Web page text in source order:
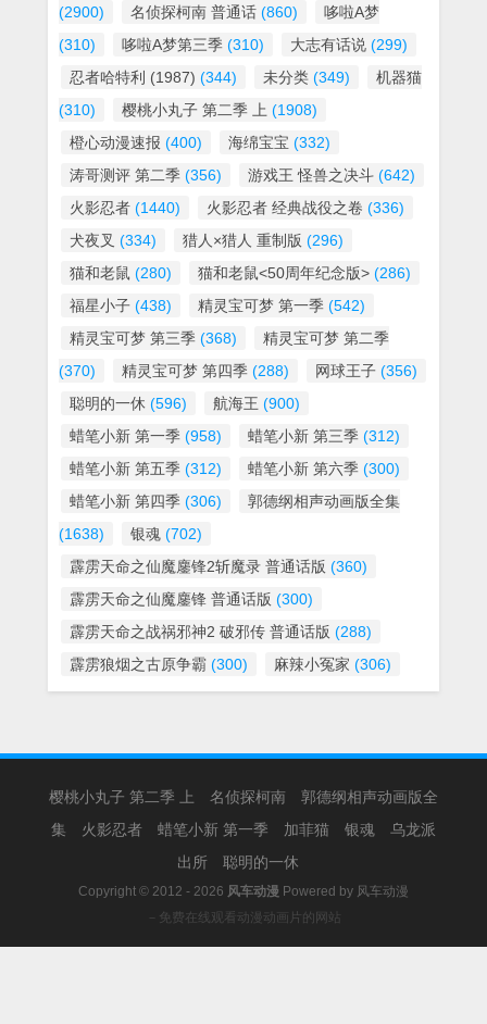
(2900)
名侦探柯南 普通话 (860)
哆啦A梦
(310)
哆啦A梦第三季 (310) 大志有话说 (299)
忍者哈特利 (1987) (344) 未分类 (349)
机器猫
(310)
樱桃小丸子 第二季 上 (1908)
橙心动漫速报 (400) 海绵宝宝 (332)
涛哥测评 第二季 (356) 游戏王 怪兽之决斗 (642)
火影忍者 (1440) 火影忍者 经典战役之卷 (336)
犬夜叉 (334) 猎人×猎人 重制版 (296)
猫和老鼠 (280) 猫和老鼠<50周年纪念版> (286)
福星小子 (438) 精灵宝可梦 第一季 (542)
精灵宝可梦 第三季 (368)
精灵宝可梦 第二季
(370)
精灵宝可梦 第四季 (288) 网球王子 (356)
聪明的一休 (596) 航海王 (900)
蜡笔小新 第一季 (958) 蜡笔小新 第三季 (312)
蜡笔小新 第五季 (312) 蜡笔小新 第六季 (300)
蜡笔小新 第四季 (306)
郭德纲相声动画版全集
(1638)
银魂 (702)
霹雳天命之仙魔鏖锋2斩魔录 普通话版 (360)
霹雳天命之仙魔鏖锋 普通话版 (300)
霹雳天命之战祸邪神2 破邪传 普通话版 (288)
霹雳狼烟之古原争霸 (300) 麻辣小冤家 (306)
樱桃小丸子 第二季 上 名侦探柯南
郭德纲相声动画版全
集
火影忍者 蜡笔小新 第一季 加菲猫 银魂
乌龙派
出所
聪明的一休
Copyright © 2012 - 2026 风车动漫 Powered by 风车动漫
－免费在线观看动漫动画片的网站